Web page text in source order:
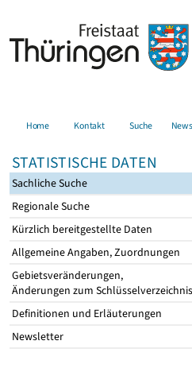
Home Kontakt Suche
STATISTISCHE DATEN
Sachliche Suche
Regionale Suche
Kürzlich bereitgestellte Daten
Allgemeine Angaben, Zuordnungen
Gebietsveränderungen,
Änderungen zum Schlüsselverzeichnis
Definitionen und Erläuterungen
Newsletter